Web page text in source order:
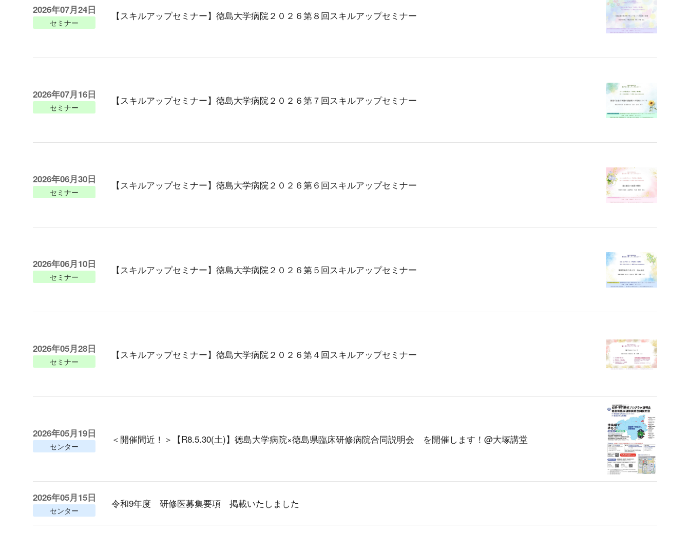
2026年07月24日
セミナー
【スキルアップセミナー】徳島大学病院２０２６第８回スキルアップセミナー
2026年07月16日
セミナー
【スキルアップセミナー】徳島大学病院２０２６第７回スキルアップセミナー
2026年06月30日
セミナー
【スキルアップセミナー】徳島大学病院２０２６第６回スキルアップセミナー
2026年06月10日
セミナー
【スキルアップセミナー】徳島大学病院２０２６第５回スキルアップセミナー
2026年05月28日
セミナー
【スキルアップセミナー】徳島大学病院２０２６第４回スキルアップセミナー
2026年05月19日
センター
＜開催間近！＞【R8.5.30(土)】徳島大学病院×徳島県臨床研修病院合同説明会 を開催します！@大塚講堂
2026年05月15日
センター
令和9年度 研修医募集要項 掲載いたしました